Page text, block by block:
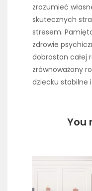
zrozumieć
skutecznych
stresem.
zdrowie
dobrostan całej
zrównoważony
dziecku stabilne
You